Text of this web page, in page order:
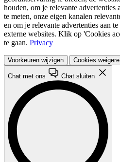
houden, om je relevante advertenties
te meten, onze eigen kanalen
en om je relevante advertenties aan
externe websites. Klik op 'Cookies
te gaan. Privacy
Voorkeuren wijzigen Cookies
Chat met ons Chat sluiten